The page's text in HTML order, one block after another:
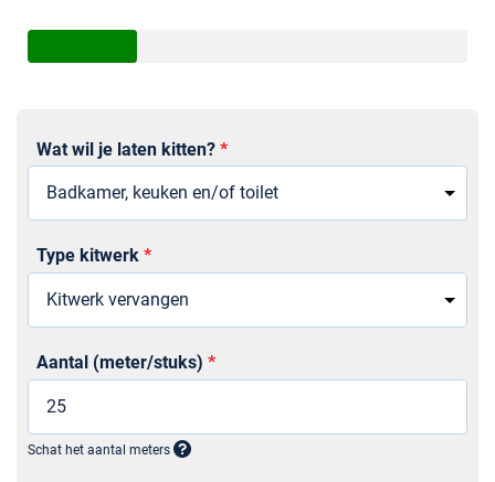
Sectie
Wat wil je laten kitten? *
Type kitwerk *
Aantal (meter/stuks) *
Schat het aantal meters